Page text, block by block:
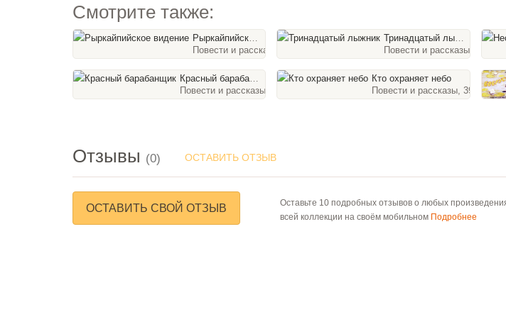
Смотрите также:
Рыркайпийское видение
Повести и рассказы, 37 слайдов
Красный барабанщик
Повести и рассказы, 42 слайда
Тринадцатый лыжник
Повести и рассказы, 36
Кто охраняет небо
Повести и рассказы, 39
Отзывы (0) ОСТАВИТЬ ОТЗЫВ
ОСТАВИТЬ СВОЙ ОТЗЫВ
Оставьте 10 подробных отзывов о любых
всей коллекции на своём мобильном Подробнее